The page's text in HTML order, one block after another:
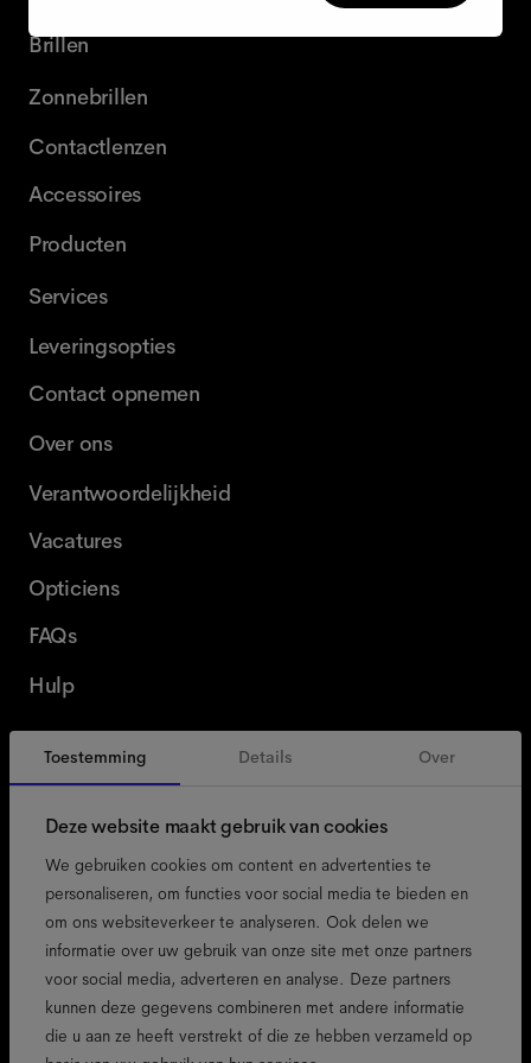
Toestemming Details Over
Deze website maakt gebruik van cookies
We gebruiken cookies om content en advertenties te
personaliseren, om functies voor social media te bieden en
om ons websiteverkeer te analyseren. Ook delen we
informatie over uw gebruik van onze site met onze partners
voor social media, adverteren en analyse. Deze partners
kunnen deze gegevens combineren met andere informatie
die u aan ze heeft verstrekt of die ze hebben verzameld op
Brillen
Zonnebrillen
Contactlenzen
Accessoires
Producten
Services
Leveringsopties
Contact opnemen
Over ons
Verantwoordelijkheid
Vacatures
Opticiens
FAQs
Hulp
België Dutch
toegankelijkheid
cookiebeleid
colofon
privacybeleid